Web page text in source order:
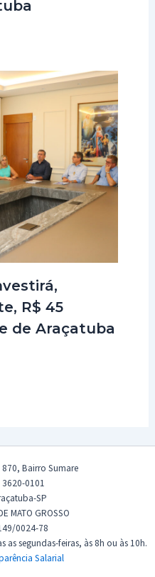
R$ 45
de Araçatuba
Bairro Sumare
3620-0101
SP
MATO GROSSO
0024-78
as segundas-feiras, às 8h ou às 10h.
Salarial